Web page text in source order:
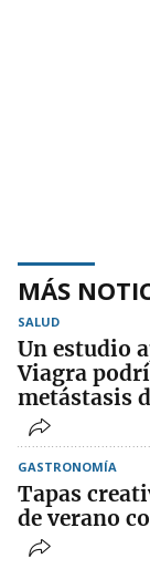
MÁS
SALUD
Un estudio
Viagra
metástasis
GASTRONOMÍA
Tapas
de verano